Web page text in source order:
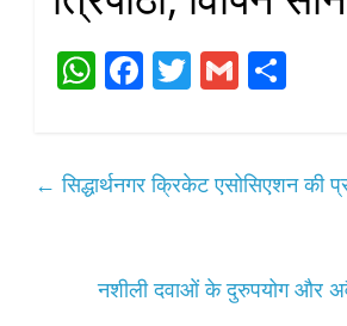
W
A
Fa
ok
T
r
G
← सिद्धार्थनगर क्रिकेट एसोसिएशन की
नशीली दवाओं के दुरुपयोग और